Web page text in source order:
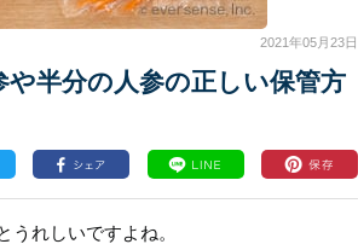
2021年05月23日
半分の人参の正しい保管方
うれしいですよね。